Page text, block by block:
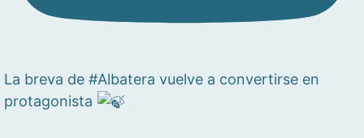
La breva de #Albatera vuelve a convertirse en
protagonista